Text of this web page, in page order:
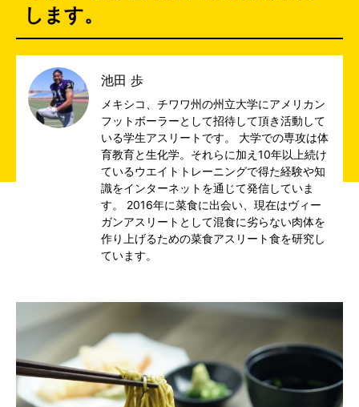
します。
池田 歩
メキシコ、チワワ州の州立大学にアメリカン
フットボーラーとして招待して頂き活動して
いる学生アスリートです。 大学での専攻は体
育教育と生化学。それらに加え10年以上続け
ているウエイトトレーニングで得た経験や知
識をインターネットを通じて発信していま
す。 2016年に菜食に出会い、現在はヴィー
ガンアスリートとして混食に劣らない肉体を
作り上げるための菜食アスリート食を研究し
ています。